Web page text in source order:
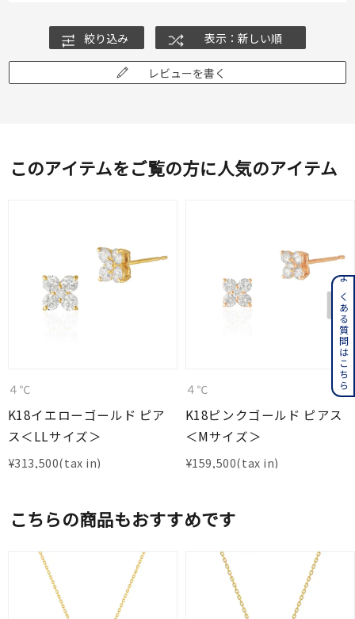
絞り込み 表示：新しい順
レビューを書く
このアイテムをご覧の方に人気のアイテム
４℃
K18イエローゴールド ピア
ス＜LLサイズ＞
¥313,500
４℃
K18ピンクゴールド ピアス
＜Mサイズ＞
¥159,500
こちらの商品もおすすめです
よくある質問はこちら